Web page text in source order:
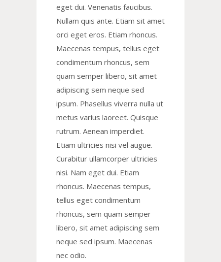
eget dui. Venenatis faucibus.
Nullam quis ante. Etiam sit amet
orci eget eros. Etiam rhoncus.
Maecenas tempus, tellus eget
condimentum rhoncus, sem
quam semper libero, sit amet
adipiscing sem neque sed
ipsum. Phasellus viverra nulla ut
metus varius laoreet. Quisque
rutrum. Aenean imperdiet.
Etiam ultricies nisi vel augue.
Curabitur ullamcorper ultricies
nisi. Nam eget dui. Etiam
rhoncus. Maecenas tempus,
tellus eget condimentum
rhoncus, sem quam semper
libero, sit amet adipiscing sem
neque sed ipsum. Maecenas
nec odio.